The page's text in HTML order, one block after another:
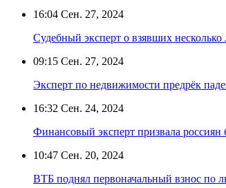
16:04 Сен. 27, 2024
Судебный эксперт о взявших
09:15 Сен. 27, 2024
Эксперт по недвижимости предрёк
16:32 Сен. 24, 2024
Финансовый эксперт призвала россиян
10:47 Сен. 20, 2024
ВТБ поднял первоначальный взнос по